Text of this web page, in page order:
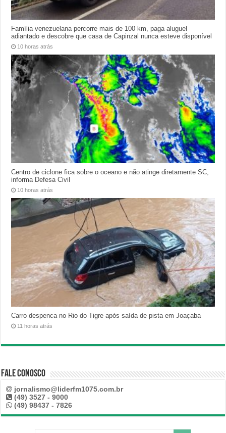
Família venezuelana percorre mais de 100 km, paga aluguel
adiantado e descobre que casa de Capinzal nunca esteve disponível
10 horas atrás
Centro de ciclone fica sobre o oceano e não atinge diretamente SC,
informa Defesa Civil
10 horas atrás
Carro despenca no Rio do Tigre após saída de pista em Joaçaba
11 horas atrás
Fale Conosco
jornalismo@liderfm1075.com.br
(49) 3527 - 9000
(49) 98437 - 7826